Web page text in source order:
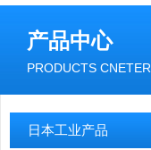
产品中心
PRODUCTS CNETER
日本工业产品